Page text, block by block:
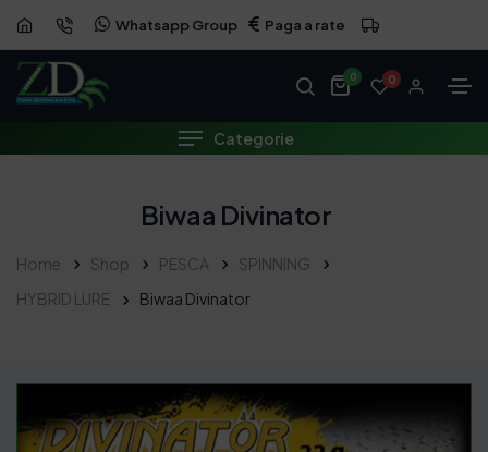
Whatsapp Group Paga a rate
0 0
Categorie
Biwaa Divinator
Home Shop PESCA
SPINNING
HYBRID LURE
Biwaa Divinator